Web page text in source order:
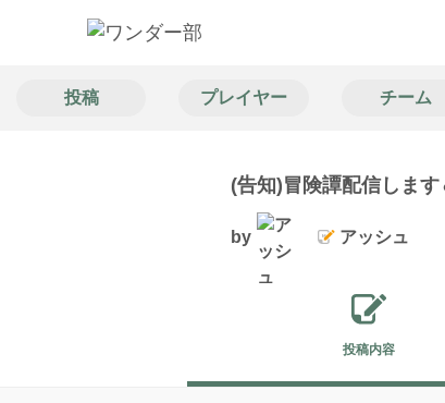
投稿 プレイヤー チーム
(告知)冒険譚配信します
by アッシュ
投稿内容